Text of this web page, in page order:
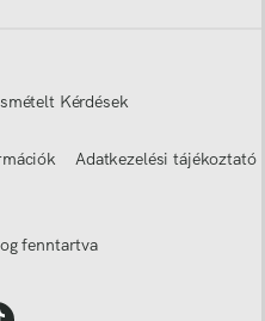
Kérdések
Adatkezelési tájékoztató
fenntartva